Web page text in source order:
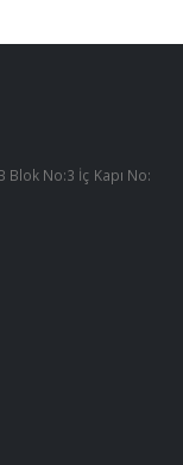
No:3 İç Kapı No: